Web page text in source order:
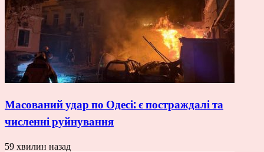
Масований удар по Одесі: є постраждалі та
численні руйнування
59 хвилин назад